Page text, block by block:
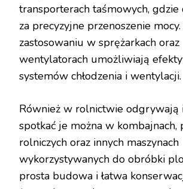
transporterach taśmowych,
za precyzyjne przenoszenie
zastosowaniu w sprężarkach oraz
wentylatorach umożliwiają
systemów chłodzenia i wentylacji.
Również w rolnictwie odgrywają
spotkać je można w kombajnach,
rolniczych oraz innych maszynach
wykorzystywanych do obróbki
prosta budowa i łatwa